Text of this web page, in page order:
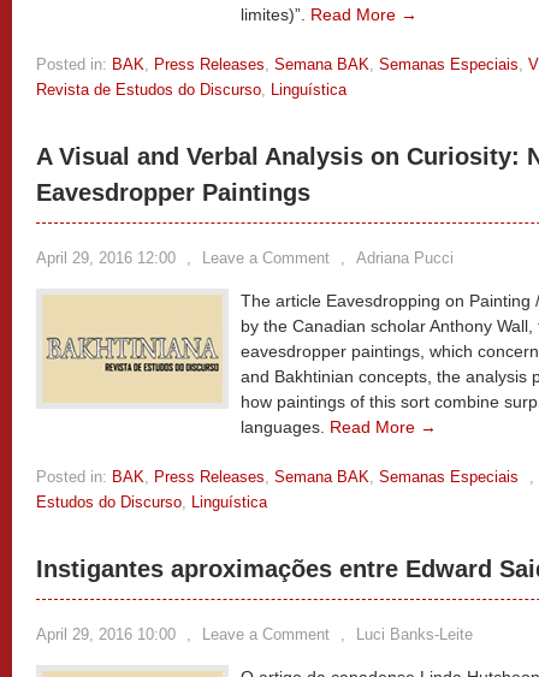
limites)”. Read More →
Posted in: BAK, Press Releases, Semana BAK, Semanas Especiais,
Revista de Estudos do Discurso, Linguística
A Visual and Verbal Analysis on Curiosity:
Eavesdropper Paintings
April 29, 2016 12:00 , Leave a Comment , Adriana Pucci
The article Eavesdropping on Painting
by the Canadian scholar Anthony
eavesdropper paintings, which
and Bakhtinian concepts, the analysis
how paintings of this sort combine
languages. Read More →
Posted in: BAK, Press Releases, Semana BAK, Semanas Especiais
,
Estudos do Discurso, Linguística
Instigantes aproximações entre Edward
April 29, 2016 10:00 , Leave a Comment , Luci Banks-Leite